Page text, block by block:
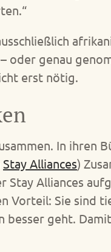
oder genau
erst nötig.
In ihren
Stay Alliances)
Alliances
Vorteil: Sie sind
besser geht.